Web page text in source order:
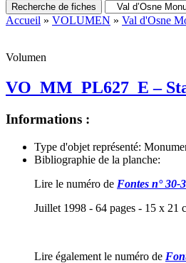
Recherche de fiches
Accueil » VOLUMEN » Val d'Osne
Volumen
VO_MM_PL627_E –
Informations :
Type d'objet représenté:
Bibliographie de la planche:
Lire le numéro de Fontes n° 30-
Juillet 1998 - 64 pages - 15 x 21
Lire également le numéro de